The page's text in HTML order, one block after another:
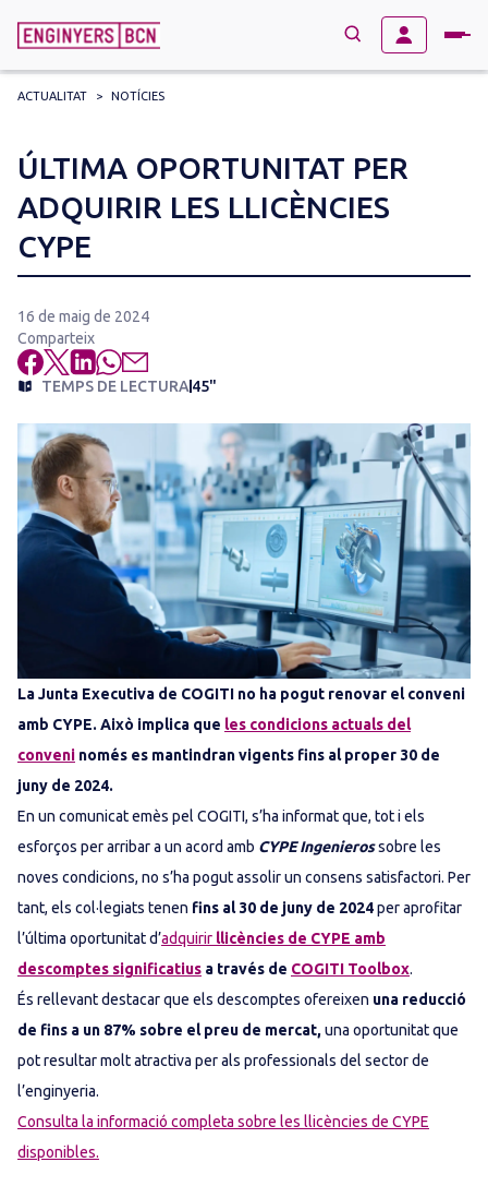
for:
ACTUALITAT > NOTÍCIES
ÚLTIMA OPORTUNITAT PER
ADQUIRIR LES LLICÈNCIES
CYPE
16 de maig de 2024
Comparteix
TEMPS DE LECTURA 45"
La Junta Executiva de COGITI no ha pogut renovar el conveni
amb CYPE. Això implica que les condicions actuals del
conveni només es mantindran vigents fins al proper 30 de
juny de 2024.
En un comunicat emès pel COGITI, s’ha informat que, tot i els
esforços per arribar a un acord amb CYPE Ingenierossobre les
noves condicions, no s’ha pogut assolir un consens satisfactori. Per
tant, els col·legiats tenen fins al 30 de juny de 2024per aprofitar
l’última oportunitat d’adquirir llicències de CYPE amb
descomptes significatius a través de COGITI Toolbox.
És rellevant destacar que els descomptes ofereixen una reducció
de fins a un 87% sobre el preu de mercat,una oportunitat que
pot resultar molt atractiva per als professionals del sector de
l’enginyeria.
Consulta la informació completa sobre les llicències de CYPE
disponibles.